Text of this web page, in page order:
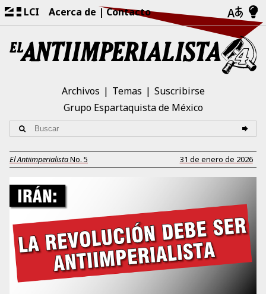
LCI Acerca de Contacto
Archivos Temas
Suscribirse
Grupo Espartaquista de México
El AntiimperialistaNo. 5 31 de enero de 2026